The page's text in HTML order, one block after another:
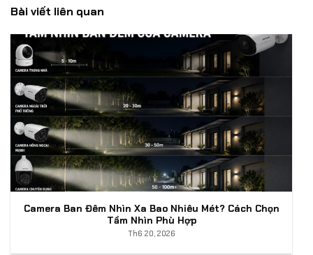
Bài viết liên quan
Camera Ban Đêm Nhìn Xa Bao Nhiêu Mét? Cách Chọn
Tầm Nhìn Phù Hợp
Th6 20, 2026